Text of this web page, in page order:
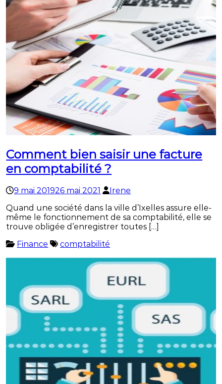
Comment bien saisir une facture
en comptabilité ?
9 mai 201926 mai 2021
Irene
Quand une société dans la ville d’Ixelles assure elle-
même le fonctionnement de sa comptabilité, elle se
trouve obligée d’enregistrer toutes […]
Finance
comptabilité